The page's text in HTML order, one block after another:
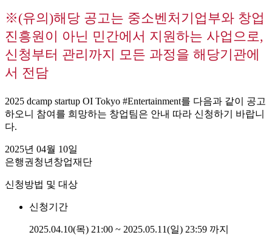
※(유의)해당 공고는 중소벤처기업부와 창업
진흥원이 아닌 민간에서 지원하는 사업으로,
신청부터 관리까지 모든 과정을 해당기관에
서 전담
2025 dcamp startup OI Tokyo #Entertainment를 다음과 같이 공고
하오니 참여를 희망하는 창업팀은 안내 따라 신청하기 바랍니
다.
2025년 04월 10일
은행권청년창업재단
신청방법 및 대상
신청기간
2025.04.10(목) 21:00 ~ 2025.05.11(일) 23:59 까지